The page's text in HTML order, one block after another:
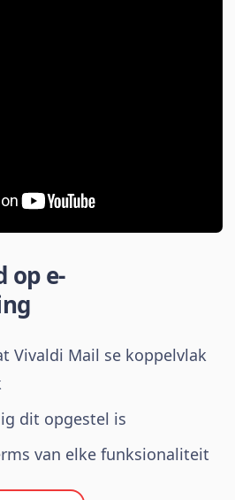
op e-
Vivaldi Mail se koppelvlak
dit opgestel is
van elke funksionaliteit